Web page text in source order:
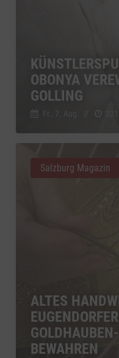
OBONYA
GOLLING
ALTES
BEWAHREN
Salzburg Magazin